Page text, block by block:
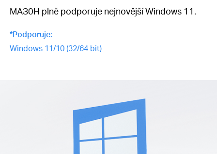
MAЗ0H plně podporuje nejnovější Windows 11.
*Podporuje:
Windows 11/10 (32/64 bit)